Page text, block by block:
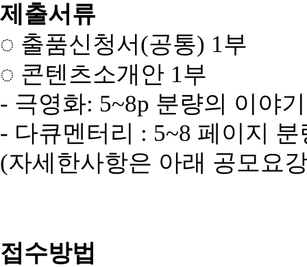
제출서류
◌ 출품신청서(공통) 1부
◌ 콘텐츠소개안 1부
- 극영화: 5~8p 분량의 이야기
- 다큐멘터리 : 5~8 페이지 분
(자세한사항은 아래 공모요
접수방법